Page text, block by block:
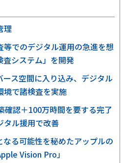
理
でのデジタル運用の急進を想
査システム」を開発
ース空間に入り込み、デジタル
境で諸検査を実施
確認＋100万時間を要する完了
タル援用で改善
る可能性を秘めたアップルの
Vision Pro」